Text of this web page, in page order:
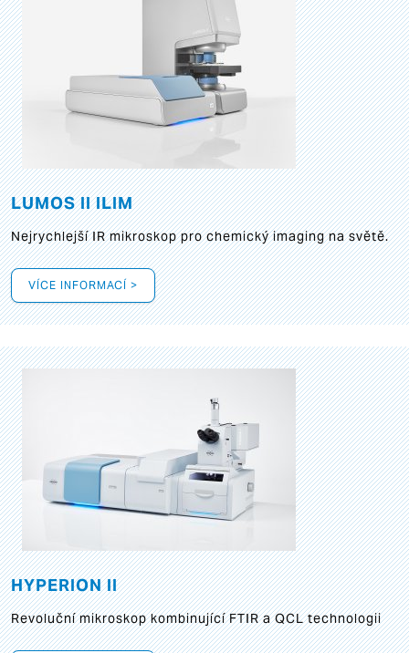
LUMOS II ILIM
Nejrychlejší IR mikroskop pro chemický imaging na světě.
VÍCE INFORMACÍ >
HYPERION II
Revoluční mikroskop kombinující FTIR a QCL technologii